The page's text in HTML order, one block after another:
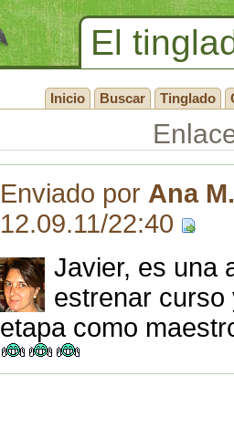
El
Inicio Buscar Tinglado
Enviado por Ana
12.09.11/22:40
Javier, es una
estrenar curso
etapa como